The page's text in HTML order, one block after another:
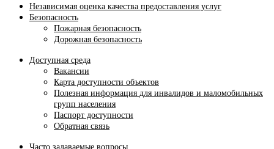
Независимая оценка качества предоставления услуг
Безопасность
Пожарная безопасность
Дорожная безопасность
Доступная среда
Вакансии
Карта доступности объектов
Полезная информация для инвалидов и маломобильных
групп населения
Паспорт доступности
Обратная связь
Часто задаваемые вопросы